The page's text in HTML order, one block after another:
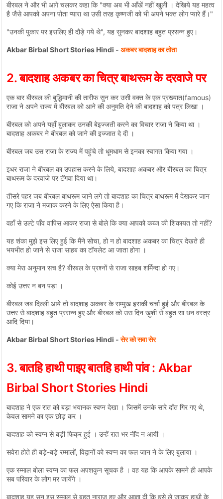
बीरबल ने और भी आगे चलकर कहा कि "क्या अब भी आँखें नहीं खुली । देखिये यह महत्व
है जैसे आपको अपना पोता प्यारा था उसी तरह कृष्णजी को भी अपने भक्त लोग प्यारे हैं।"
"उनकी पुकार पर इसलिए ही दौड़े गये थे", यह सुनकर बादशाह बहुत प्रसन्न हुए।
Akbar Birbal Short Stories Hindi - अकबर बादशाह का तोता
2. बादशाह अकबर का चित्र बाथरूम के दरवाजे पर
एक बार बीरबल की बुद्धिमानी की तारीफ सुन कर उसी वक्त के एक प्रख्यात(famous)
राजा ने अपने राज्य में बीरबल को आने की अनुमति देने की बादशाह को पत्र लिखा ।
बीरबल को अपने यहाँ बुलाकर उनकी बेइज्जती करने का विचार राजा ने किया था ।
बादशाह अकबर ने बीरबल को जाने की इज्जात दे दी ।
बीरबल जब उस राजा के राज्य में पहुंचे तो धूमधाम से इनका स्वागत किया गया ।
इधर राजा ने बीरबल का उपहास करने के लिये, बादशाह अकबर और बीरबल का चित्र
बाथरूम के दरवाजे पर टॅगवा दिया था।
तीसरे पहर जब बीरबल बाथरूम जाने लगे तो बादशाह का चित्र बाथरूम में देखकर जान
गए कि राजा ने मजाक करने के लिए ऐसा किया है।
वहाँ से उल्टे पाँव वापिस आकर राजा से बोले कि क्या आपको कब्ज की शिकायत तो नहीं?
यह शंका मुझे इस लिए हुई कि मैंने सोचा, हो न हो बादशाह अकबर का चित्र देखते ही
भयभीत हो जाने से राजा साहब का टॉयलेट आ जाता होगा ।
क्या मेरा अनुमान सच है? बीरबल के प्रश्नों से राजा साहब शर्मिन्दा हो गए।
कोई उत्तर न बन पड़ा ।
बीरबल जब दिल्ली आये तो बादशाह अकबर के सम्मुख इसकी चर्चा हुई और बीरबल के
उत्तर से बादशाह बहुत प्रसन्न हुए और बीरबल को उस दिन ख़ुशी से बहुत सा धन वस्त्र
आदि दिया।
Akbar Birbal Short Stories Hindi -सेर को सवा सेर
3. बातहि हाथी पाइए बातहि हाथी पांव: Akbar
Birbal Short Stories Hindi
बादशाह ने एक रात को बड़ा भयानक स्वप्न देखा । जिसमें उनके सारे दाँत गिर गए थे,
केवल सामने का एक छोड़ कर ।
बादशाह को स्वप्न से बड़ी फिक्र हुई । उन्हें रात भर नींद न आयी ।
सवेरा होते ही बड़े-बड़े रम्मालों, विद्वानों को स्वप्न का फल जान ने के लिए बुलाया ।
एक रम्माल बोला स्वप्न का फल अपशकुन सूचक है । वह यह कि आपके सामने ही आपके
सब परिवार के लोग मर जायेंगे ।
बादशाह यह सुन इस रम्माल से बहुत नाराज हुए और आज्ञा दी कि इसे ले जाकर हाथी के